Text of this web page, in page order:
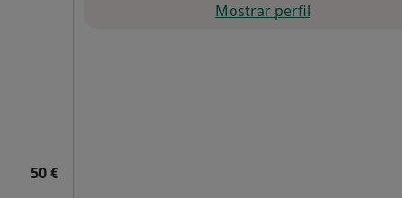
50 €
Mostrar perfil